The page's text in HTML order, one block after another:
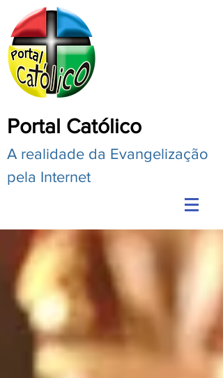
Portal Católico
A realidade da Evangelização
pela Internet